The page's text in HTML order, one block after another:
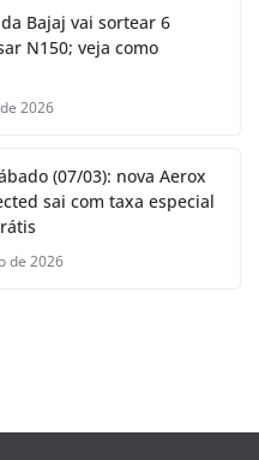
Bajaj vai sortear 6
N150; veja como
2026
(07/03): nova Aerox
sai com taxa especial
de 2026